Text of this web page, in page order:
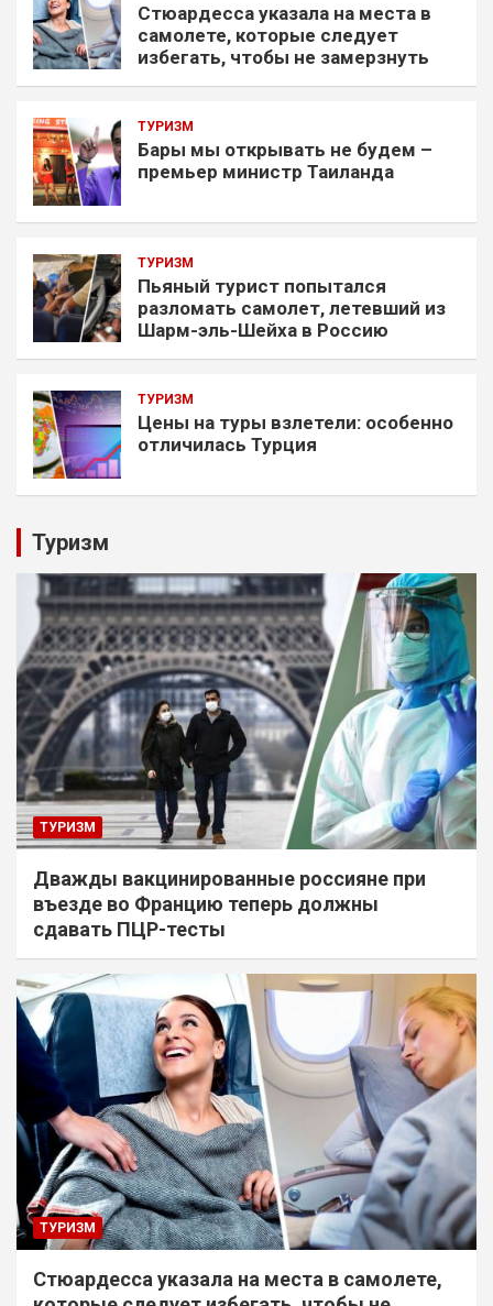
Стюардесса указала на места в
самолете, которые следует
избегать, чтобы не замерзнуть
ТУРИЗМ
Бары мы открывать не будем –
премьер министр Таиланда
ТУРИЗМ
Пьяный турист попытался
разломать самолет, летевший из
Шарм-эль-Шейха в Россию
ТУРИЗМ
Цены на туры взлетели: особенно
отличилась Турция
Туризм
ТУРИЗМ
Дважды вакцинированные россияне при
въезде во Францию теперь должны
сдавать ПЦР-тесты
ТУРИЗМ
Стюардесса указала на места в самолете,